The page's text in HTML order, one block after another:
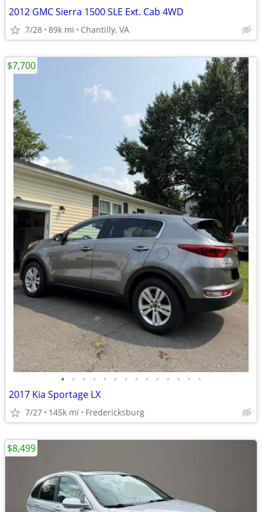
2012 GMC Sierra 1500 SLE Ext. Cab 4WD
7/28 89k mi Chantilly, VA
• • • • • • • • • • • • • •
2017 Kia Sportage LX
7/27 145k mi Fredericksburg
$7,700
$8,499